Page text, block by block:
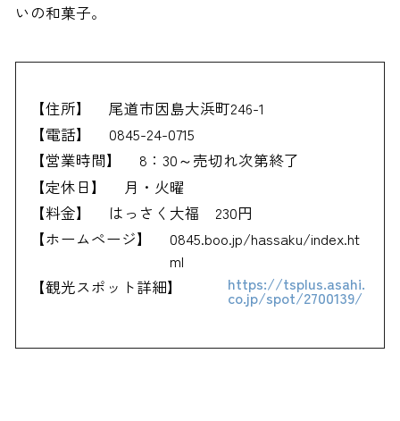
いの和菓子。
【住所】
尾道市因島大浜町246-1
【電話】
0845-24-0715
【営業時間】
8：30～売切れ次第終了
【定休日】
月・火曜
【料金】
はっさく大福 230円
【ホームページ】
0845.boo.jp/hassaku/index.ht
ml
【観光スポット詳細】
https://tsplus.asahi.
co.jp/spot/2700139/